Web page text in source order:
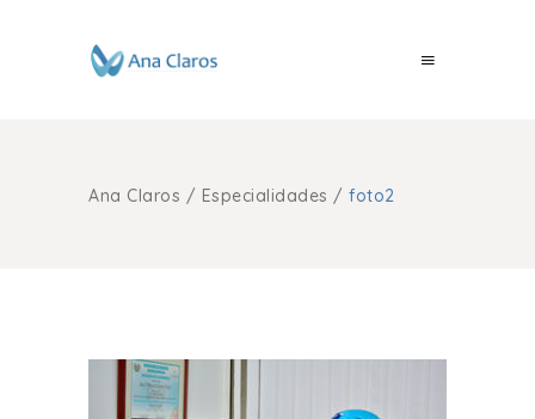
Ana Claros / Especialidades / foto2